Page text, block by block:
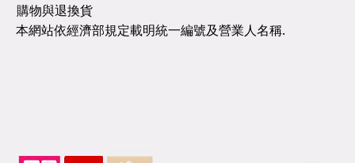
購物與退換貨
本網站依經濟部規定載明統一編號及營業人名稱.